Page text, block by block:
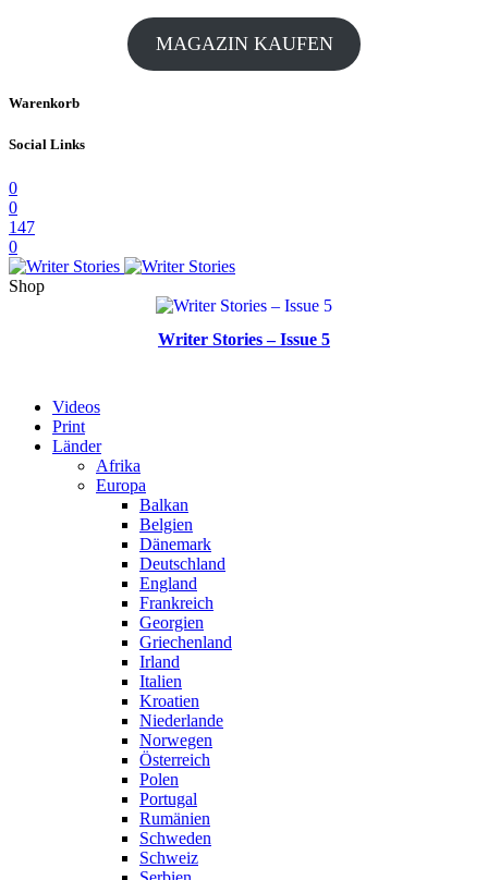
MAGAZIN KAUFEN
Warenkorb
Social Links
0
0
147
0
Shop
Writer Stories – Issue 5
Videos
Print
Länder
Afrika
Europa
Balkan
Belgien
Dänemark
Deutschland
England
Frankreich
Georgien
Griechenland
Irland
Italien
Kroatien
Niederlande
Norwegen
Österreich
Polen
Portugal
Rumänien
Schweden
Schweiz